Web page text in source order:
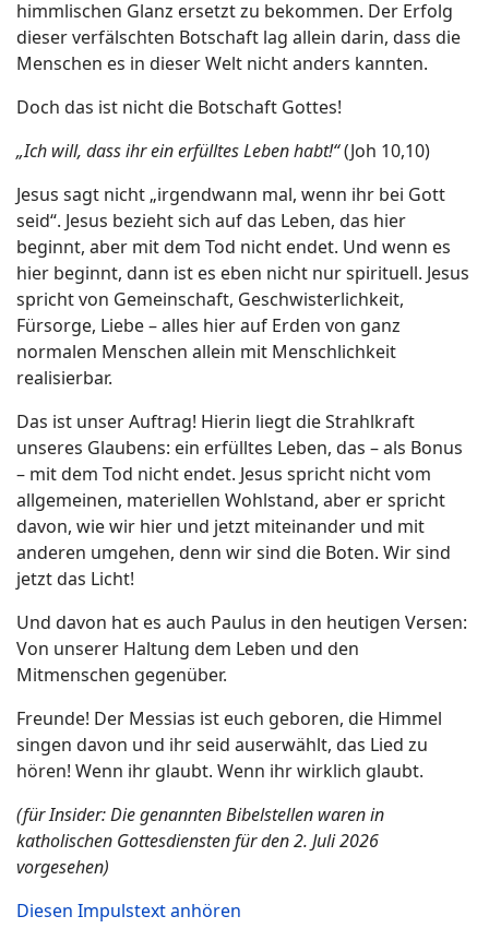
himmlischen Glanz ersetzt zu bekommen. Der Erfolg
dieser verfälschten Botschaft lag allein darin, dass die
Menschen es in dieser Welt nicht anders kannten.
Doch das ist nicht die Botschaft Gottes!
„Ich will, dass ihr ein erfülltes Leben habt!“(Joh 10,10)
Jesus sagt nicht „irgendwann mal, wenn ihr bei Gott
seid“. Jesus bezieht sich auf das Leben, das hier
beginnt, aber mit dem Tod nicht endet. Und wenn es
hier beginnt, dann ist es eben nicht nur spirituell. Jesus
spricht von Gemeinschaft, Geschwisterlichkeit,
Fürsorge, Liebe – alles hier auf Erden von ganz
normalen Menschen allein mit Menschlichkeit
realisierbar.
Das ist unser Auftrag! Hierin liegt die Strahlkraft
unseres Glaubens: ein erfülltes Leben, das – als Bonus
– mit dem Tod nicht endet. Jesus spricht nicht vom
allgemeinen, materiellen Wohlstand, aber er spricht
davon, wie wir hier und jetzt miteinander und mit
anderen umgehen, denn wir sind die Boten. Wir sind
jetzt das Licht!
Und davon hat es auch Paulus in den heutigen Versen:
Von unserer Haltung dem Leben und den
Mitmenschen gegenüber.
Freunde! Der Messias ist euch geboren, die Himmel
singen davon und ihr seid auserwählt, das Lied zu
hören! Wenn ihr glaubt. Wenn ihr wirklich glaubt.
(für Insider: Die genannten Bibelstellen waren in
katholischen Gottesdiensten für den 2. Juli 2026
vorgesehen)
Diesen Impulstext anhören